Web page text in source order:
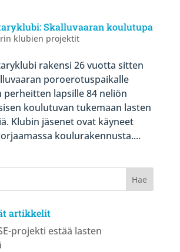
Skalluvaaran koulutupa
klubien projektit
rakensi 26 vuotta sitten
poroerotuspaikalle
perheitten lapsille 84 neliön
koulutuvan tukemaan lasten
Klubin jäsenet ovat käyneet
koulurakennusta....
artikkelit
projekti estää lasten